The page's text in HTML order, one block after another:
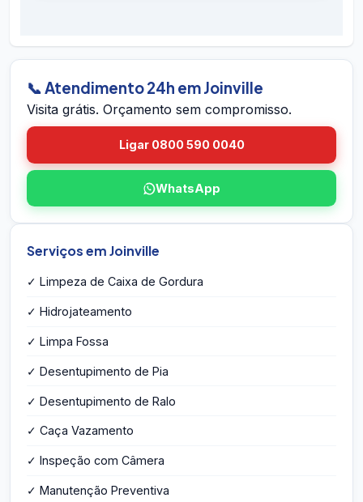
em Joinville pelo site. A equipe vai até você em
Joinville, avalia a caixa, mede o volume,
identifica eventuais problemas estruturais e
compromisso e sem taxa de visita.
📞 Atendimento 24h em Joinville
Visita grátis. Orçamento sem compromisso.
Ligar 0800 590 0040
WhatsApp
Serviços em Joinville
✓ Limpeza de Caixa de Gordura
✓ Hidrojateamento
✓ Limpa Fossa
✓ Desentupimento de Pia
✓ Desentupimento de Ralo
✓ Caça Vazamento
✓ Inspeção com Câmera
✓ Manutenção Preventiva